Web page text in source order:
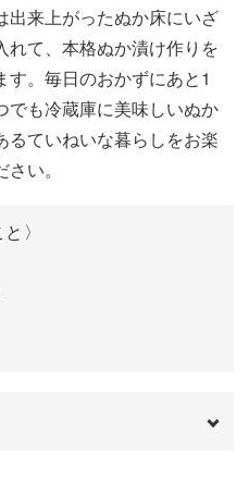
02:05
タマイズする 05:56
15:53
出来上がったぬか床にいざ
れて、本格ぬか漬け作りを
す。毎日のおかずにあと1
でも冷蔵庫に美味しいぬか
るていねいな暮らしをお楽
い。
〉